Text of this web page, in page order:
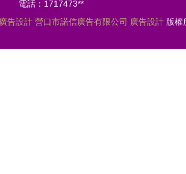
電話：1717473**
廣告設計 營口市諾信廣告有限公司 廣告設計版權